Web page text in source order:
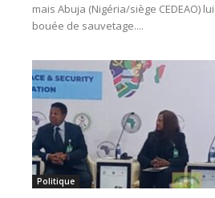
mais Abuja (Nigéria/siège CEDEAO)
bouée de sauvetage....
Politique